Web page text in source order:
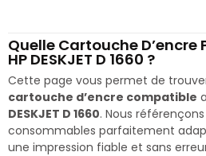
Quelle Cartouche D’encre
HP DESKJET D 1660 ?
Cette page vous permet de
cartouche d’encre compatible
DESKJET D 1660. Nous
consommables parfaitement
une impression fiable et sans